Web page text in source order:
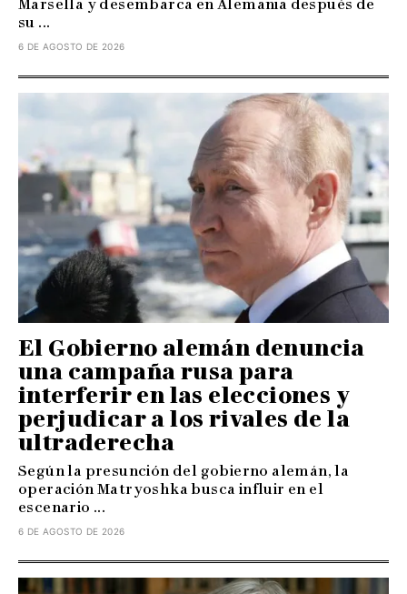
Marsella y desembarca en Alemania después de
su ...
6 DE AGOSTO DE 2026
El Gobierno alemán denuncia
una campaña rusa para
interferir en las elecciones y
perjudicar a los rivales de la
ultraderecha
Según la presunción del gobierno alemán, la
operación Matryoshka busca influir en el
escenario ...
6 DE AGOSTO DE 2026